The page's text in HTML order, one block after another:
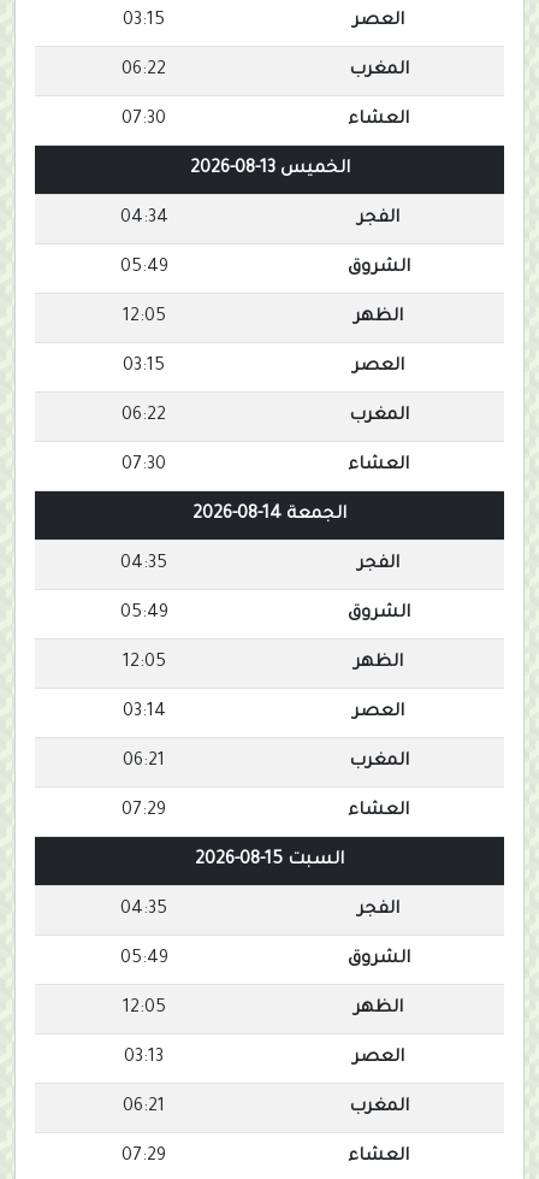
العصر 03:15
المغرب 06:22
العشاء 07:30
الخميس 13-08-2026
الفجر 04:34
الشروق 05:49
الظهر 12:05
العصر 03:15
المغرب 06:22
العشاء 07:30
الجمعة 14-08-2026
الفجر 04:35
الشروق 05:49
الظهر 12:05
العصر 03:14
المغرب 06:21
العشاء 07:29
السبت 15-08-2026
الفجر 04:35
الشروق 05:49
الظهر 12:05
العصر 03:13
المغرب 06:21
العشاء 07:29